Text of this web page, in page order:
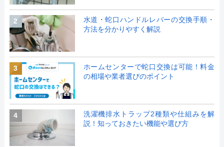
2
水道・蛇口ハンドルレバーの交換手順・
方法を分かりやすく解説
3
ホームセンターで蛇口交換は可能！料金
の相場や業者選びのポイント
4
洗濯機排水トラップ2種類や仕組みを解
説！知っておきたい機能や選び方